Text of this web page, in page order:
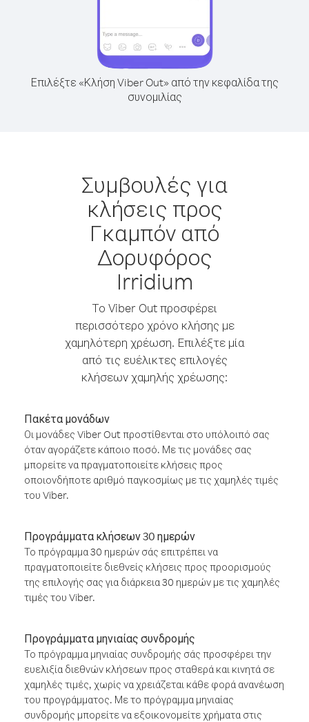
Επιλέξτε «Κλήση Viber Out» από την κεφαλίδα της
συνομιλίας
Συμβουλές για
κλήσεις προς
Γκαμπόν από
Δορυφόρος
Irridium
Το Viber Out προσφέρει
περισσότερο χρόνο κλήσης με
χαμηλότερη χρέωση. Επιλέξτε μία
από τις ευέλικτες επιλογές
κλήσεων χαμηλής χρέωσης:
Πακέτα μονάδων
Οι μονάδες Viber Out προστίθενται στο υπόλοιπό σας
όταν αγοράζετε κάποιο ποσό. Με τις μονάδες σας
μπορείτε να πραγματοποιείτε κλήσεις προς
οποιονδήποτε αριθμό παγκοσμίως με τις χαμηλές τιμές
του Viber.
Προγράμματα κλήσεων 30 ημερών
Το πρόγραμμα 30 ημερών σάς επιτρέπει να
πραγματοποιείτε διεθνείς κλήσεις προς προορισμούς
της επιλογής σας για διάρκεια 30 ημερών με τις χαμηλές
τιμές του Viber.
Προγράμματα μηνιαίας συνδρομής
Το πρόγραμμα μηνιαίας συνδρομής σάς προσφέρει την
ευελιξία διεθνών κλήσεων προς σταθερά και κινητά σε
χαμηλές τιμές, χωρίς να χρειάζεται κάθε φορά ανανέωση
του προγράμματος. Με το πρόγραμμα μηνιαίας
συνδρομής μπορείτε να εξοικονομείτε χρήματα στις